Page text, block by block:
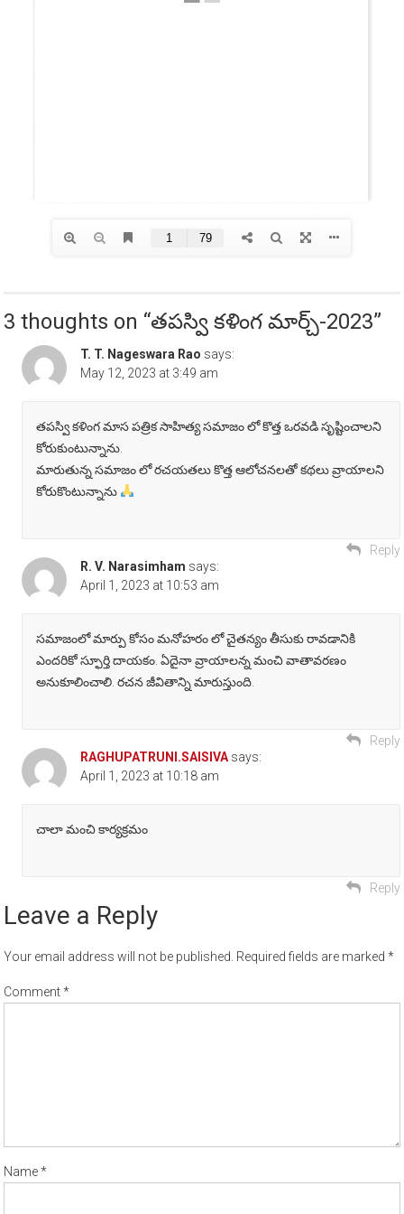
3 thoughts on “తపస్వి కళింగ మార్చ్-2023”
T. T. Nageswara Rao says:
May 12, 2023 at 3:49 am
తపస్వి కళింగ మాస పత్రిక సాహిత్య సమాజం లో కొత్త ఒరవడి సృష్టించాలని
కోరుకుంటున్నాను.
మారుతున్న సమాజం లో రచయతలు కొత్త ఆలోచనలతో కథలు వ్రాయాలని
కోరుకొంటున్నాను
Reply
R. V. Narasimham says:
April 1, 2023 at 10:53 am
సమాజంలో మార్పు కోసం మనోహరం లో చైతన్యం తీసుకు రావడానికి
ఎందరికో స్ఫూర్తి దాయకం. ఏదైనా వ్రాయాలన్న మంచి వాతావరణం
అనుకూలించాలి. రచన జీవితాన్ని మారుస్తుంది.
Reply
RAGHUPATRUNI.SAISIVA says:
April 1, 2023 at 10:18 am
చాలా మంచి కార్యక్రమం
Reply
Leave a Reply
Your email address will not be published. Required fields are marked*
Comment*
Name*